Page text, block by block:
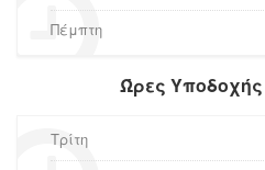
Πέμπτη
Ώρες
Τρίτη